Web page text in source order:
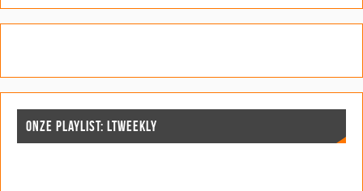
ONZE PLAYLIST: LTWEEKLY